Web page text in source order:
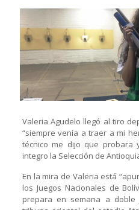
Valeria Agudelo llegó al tiro
“siempre venía a traer a mi
técnico me dijo que probara
integro la Selección de
En la mira de Valeria está
los Juegos Nacionales de
prepara en semana a